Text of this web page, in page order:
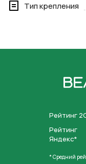
Тип крепления
Рейтинг
Рейтинг
Яндекс*
* Средний